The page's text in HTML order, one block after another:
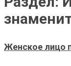
Женское лицо